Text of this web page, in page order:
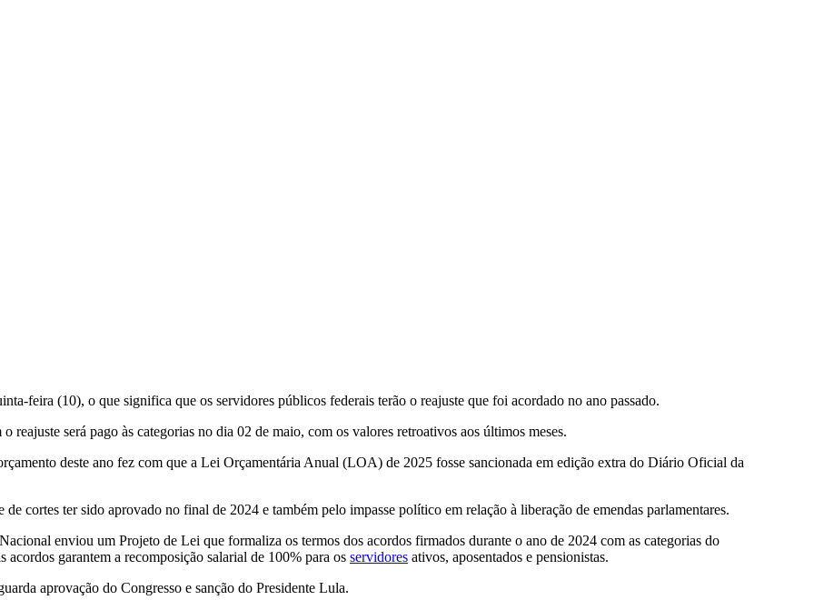
feira (10), o que significa que os servidores públicos federais terão o reajuste que foi acordado no ano passado.
reajuste será pago às categorias no dia 02 de maio, com os valores retroativos aos últimos meses.
deste ano fez com que a Lei Orçamentária Anual (LOA) de 2025 fosse sancionada em edição extra do Diário Oficial da
cortes ter sido aprovado no final de 2024 e também pelo impasse político em relação à liberação de emendas parlamentares.
enviou um Projeto de Lei que formaliza os termos dos acordos firmados durante o ano de 2024 com as categorias do
garantem a recomposição salarial de 100% para os servidores ativos, aposentados e pensionistas.
aprovação do Congresso e sanção do Presidente Lula.